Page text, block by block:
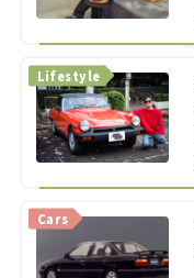
Lifestyle
Cars